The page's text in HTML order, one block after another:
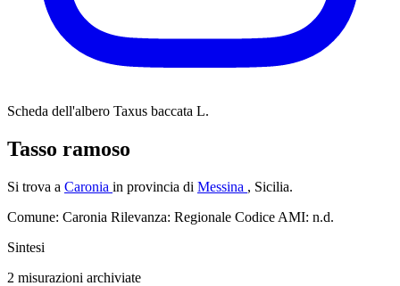
Scheda dell'albero Taxus baccata L.
Tasso ramoso
Si trova a Caronia in provincia di Messina , Sicilia.
Comune: Caronia Rilevanza: Regionale Codice AMI: n.d.
Sintesi
2 misurazioni archiviate